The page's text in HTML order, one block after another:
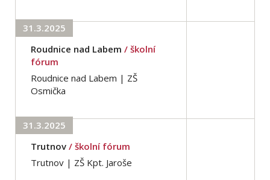
31.3.2025
Roudnice nad Labem / školní
fórum
Roudnice nad Labem | ZŠ
Osmička
31.3.2025
Trutnov / školní fórum
Trutnov | ZŠ Kpt. Jaroše